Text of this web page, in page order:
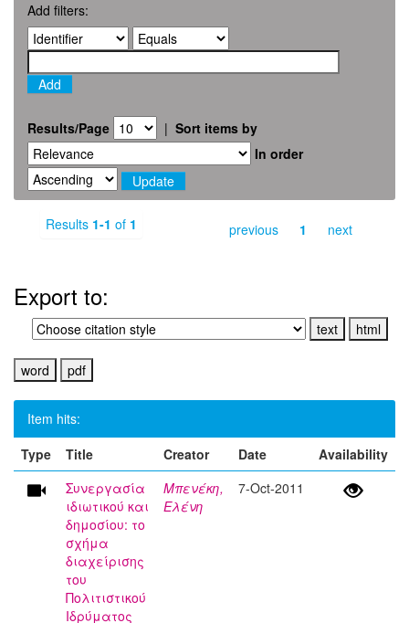
Add filters:
Results/Page | Sort items by
In order
Results 1-1 of 1 previous 1 next
Export to:
Item hits:
Type
Title Creator Date
Availability
Συνεργασία
ιδιωτικού και
δημοσίου: το
σχήμα
διαχείρισης
του
Πολιτιστικού
Ιδρύματος
Μπενέκη,
Ελένη
7-Oct-2011